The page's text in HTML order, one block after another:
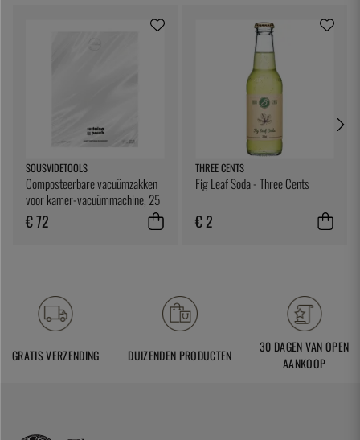
SOUSVIDETOOLS
Composteerbare vacuümzakken
voor kamer-vacuümmachine, 25
x 25 cm, 200 stuks -
SousVideTools
€ 72
THREE CENTS
Fig Leaf Soda - Three Cents
€ 2
GRATIS VERZENDING DUIZENDEN PRODUCTEN
30 DAGEN VAN OPEN
AANKOOP